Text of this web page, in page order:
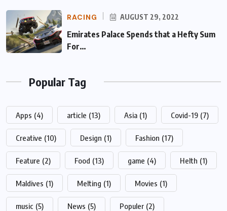
RACING AUGUST 29, 2022
Emirates Palace Spends that a Hefty Sum
For…
Popular Tag
Apps (4) article (13) Asia (1) Covid-19 (7)
Creative (10) Design (1) Fashion (17)
Feature (2) Food (13) game (4) Helth (1)
Maldives (1) Melting (1) Movies (1)
music (5) News (5) Populer (2)